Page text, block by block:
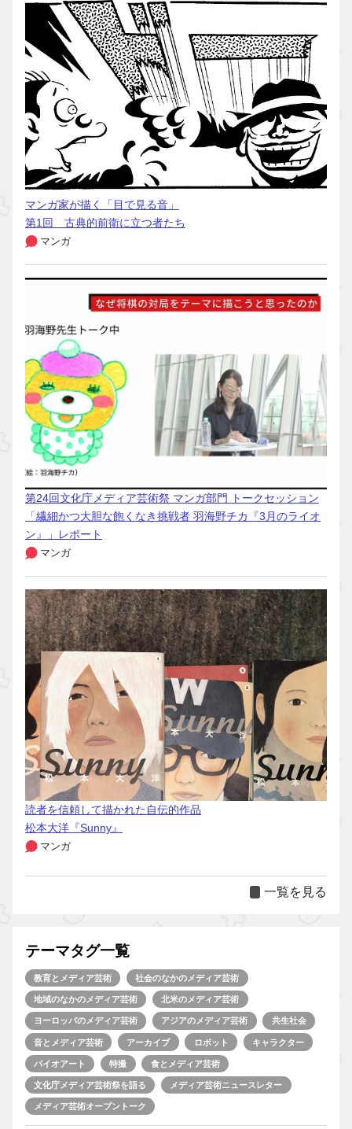
マンガ家が描く「目で見る音」
第1回 古典的前衛に立つ者たち
マンガ
第24回文化庁メディア芸術祭 マンガ部門 トークセッション
「繊細かつ大胆な飽くなき挑戦者 羽海野チカ『3月のライオ
ン』」レポート
マンガ
読者を信頼して描かれた自伝的作品
松本大洋『Sunny』
マンガ
一覧を見る
テーマタグ一覧
教育とメディア芸術 社会のなかのメディア芸術
地域のなかのメディア芸術 北米のメディア芸術
ヨーロッパのメディア芸術 アジアのメディア芸術 共生社会
音とメディア芸術 アーカイブ ロボット キャラクター
バイオアート 特撮 食とメディア芸術
文化庁メディア芸術祭を語る メディア芸術ニュースレター
メディア芸術オープントーク